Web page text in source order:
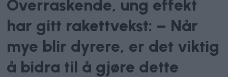
Overraskende, ung effekt
har gitt rakettvekst: – Når
mye blir dyrere, er det viktig
å bidra til å gjøre dette